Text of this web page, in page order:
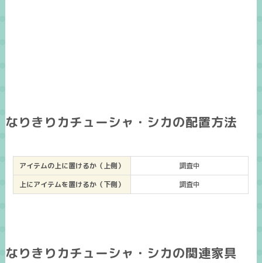
なりきりカチューシャ・シカの配置方法
アイテムの上に置けるか（上側）
調査中
上にアイテムを置けるか（下側）
調査中
なりきりカチューシャ・シカの関連家具